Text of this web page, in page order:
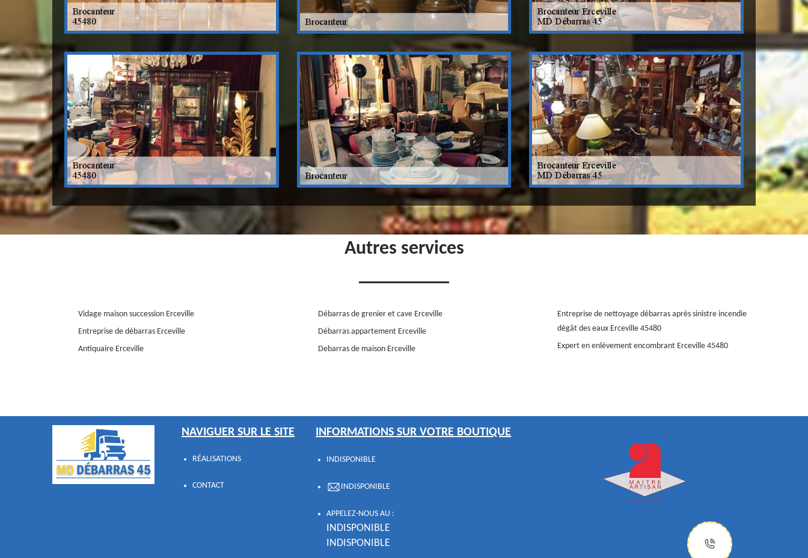
Autres services
Vidage maison succession Erceville
Entreprise de débarras Erceville
Antiquaire Erceville
Débarras de grenier et cave Erceville
Débarras appartement Erceville
Debarras de maison Erceville
Entreprise de nettoyage débarras après sinistre incendie
dégât des eaux Erceville 45480
Expert en enlèvement encombrant Erceville 45480
NAVIGUER SUR LE SITE
RÉALISATIONS
CONTACT
INFORMATIONS SUR VOTRE BOUTIQUE
INDISPONIBLE
INDISPONIBLE
APPELEZ-NOUS AU :
INDISPONIBLE
INDISPONIBLE